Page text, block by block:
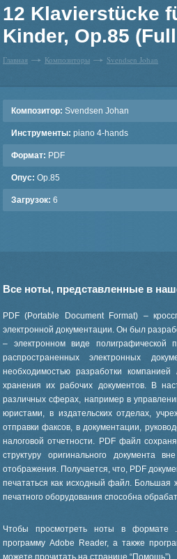
12 Klavierstücke
Kinder, Op.85
Главная Композиторы Svendsen Johan
Композитор: Svendsen Johan
Инструменты: piano 4-hands
Формат: PDF
Опус: Op.85
Загрузок: 6
Все ноты, представленные в
PDF (Portable Document Format) –
электронной документации. Он был
– электронном виде
распространенных электронных
необходимостью разработки
хранения их рабочих документов. В
различных сферах, например в
юристами, в издательских отделах,
отправки факсов, в документации,
налоговой отчетности. PDF файл
структуру оригинального документа
отображения. Получается, что, PDF
печататься как исходный файл. Большая
печатного оборудования способна
Чтобы просмотреть ноты в формате
программу Adobe Reader, а также
можете прочитать на странице “Помощь”).